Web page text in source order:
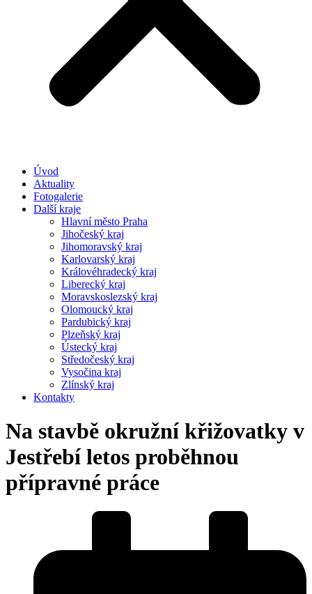
Úvod
Aktuality
Fotogalerie
Další kraje
Hlavní město Praha
Jihočeský kraj
Jihomoravský kraj
Karlovarský kraj
Královéhradecký kraj
Liberecký kraj
Moravskoslezský kraj
Olomoucký kraj
Pardubický kraj
Plzeňský kraj
Ústecký kraj
Středočeský kraj
Vysočina kraj
Zlínský kraj
Kontakty
Na stavbě okružní křižovatky v
Jestřebí letos proběhnou
přípravné práce